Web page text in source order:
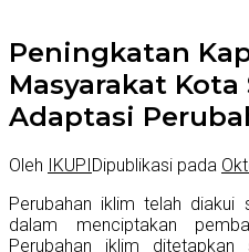
Peningkatan
Masyarakat
Adaptasi
Oleh IKUPIDipublikasi pada
Perubahan iklim telah
dalam menciptakan
Perubahan iklim